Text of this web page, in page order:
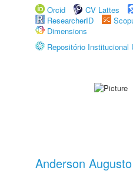
Orcid
CV Lattes
ResearcherID
Dimensions
Repositório Institucional
Anderson